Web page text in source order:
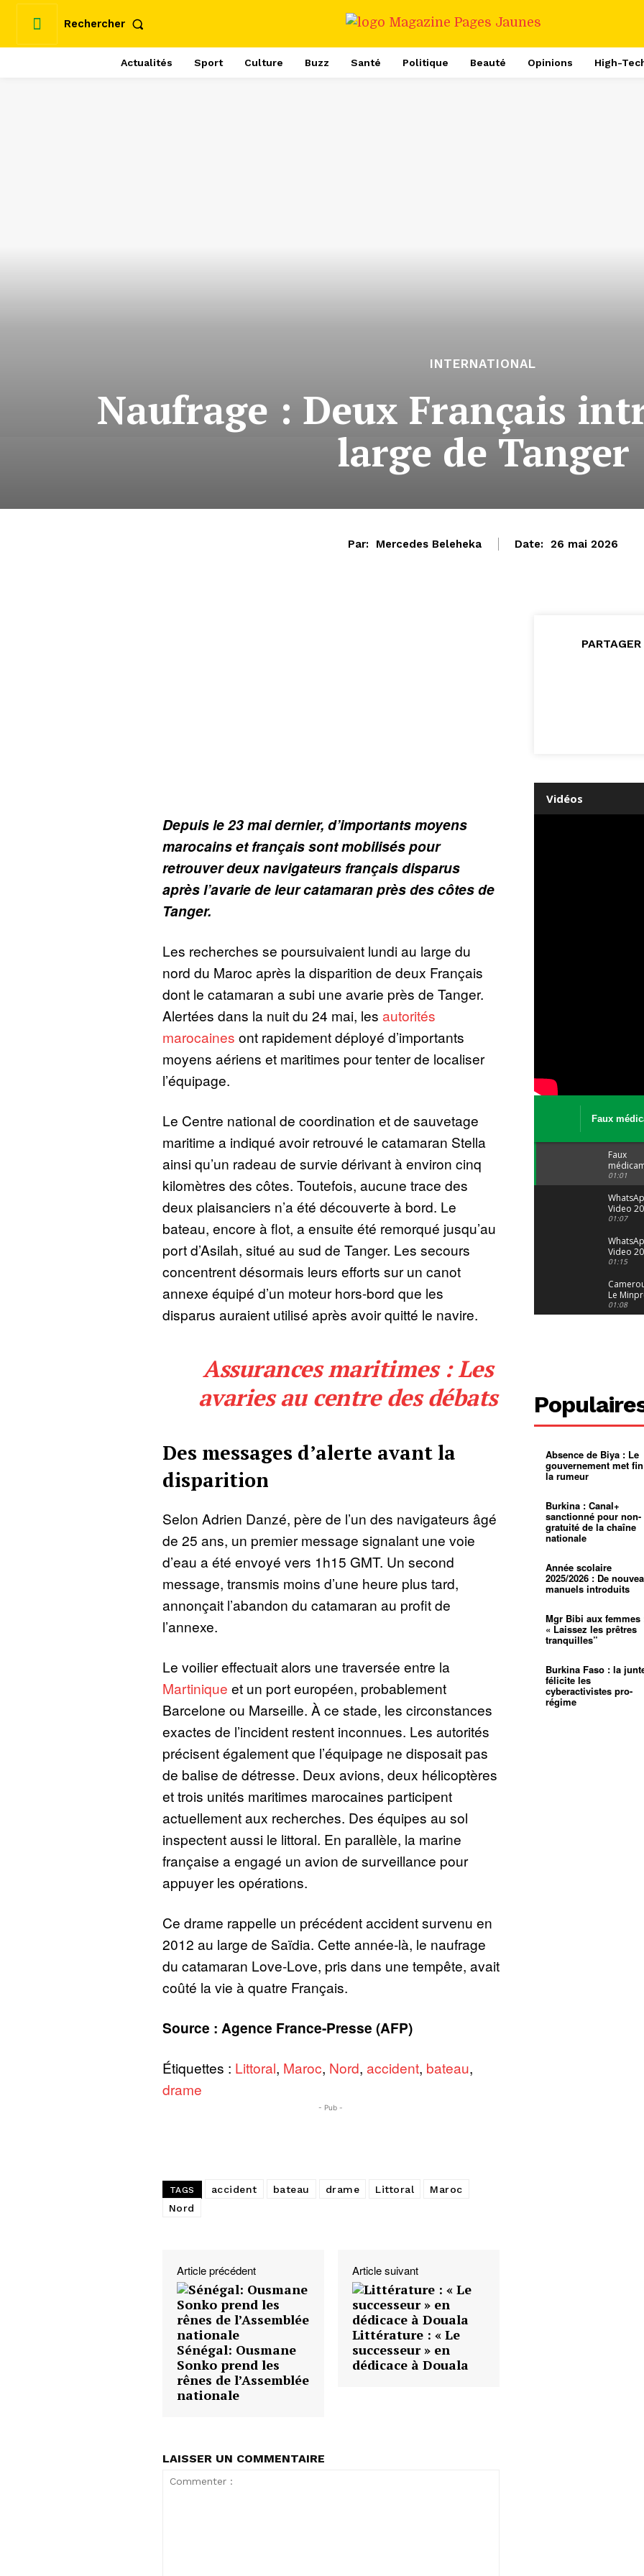
Rechercher
Actualités Sport Culture Buzz Santé Politique Beauté Opinions High-
INTERNATIONAL
Naufrage : Deux Français
large de Tanger
Par: Mercedes Beleheka Date: 26 mai 2026
Depuis le 23 mai dernier, d’importants moyens
marocains et français sont mobilisés pour
retrouver deux navigateurs français disparus
après l’avarie de leur catamaran près des côtes de
Tanger.
Les recherches se poursuivaient lundi au large du
nord du Maroc après la disparition de deux Français
dont le catamaran a subi une avarie près de Tanger.
Alertées dans la nuit du 24 mai, les autorités
marocaines ont rapidement déployé d’importants
moyens aériens et maritimes pour tenter de localiser
l’équipage.
Le Centre national de coordination et de sauvetage
maritime a indiqué avoir retrouvé le catamaran Stella
ainsi qu’un radeau de survie dérivant à environ cinq
kilomètres des côtes. Toutefois, aucune trace des
deux plaisanciers n’a été découverte à bord. Le
bateau, encore à flot, a ensuite été remorqué jusqu’au
port d’Asilah, situé au sud de Tanger. Les secours
concentrent désormais leurs efforts sur un canot
annexe équipé d’un moteur hors-bord que les
disparus auraient utilisé après avoir quitté le navire.
Assurances maritimes : Les
avaries au centre des débats
Des messages d’alerte avant la
disparition
Selon Adrien Danzé, père de l’un des navigateurs âgé
de 25 ans, un premier message signalant une voie
d’eau a été envoyé vers 1h15 GMT. Un second
message, transmis moins d’une heure plus tard,
annonçait l’abandon du catamaran au profit de
l’annexe.
Le voilier effectuait alors une traversée entre la
Martinique et un port européen, probablement
Barcelone ou Marseille. À ce stade, les circonstances
exactes de l’incident restent inconnues. Les autorités
précisent également que l’équipage ne disposait pas
de balise de détresse. Deux avions, deux hélicoptères
et trois unités maritimes marocaines participent
actuellement aux recherches. Des équipes au sol
inspectent aussi le littoral. En parallèle, la marine
française a engagé un avion de surveillance pour
appuyer les opérations.
Ce drame rappelle un précédent accident survenu en
2012 au large de Saïdia. Cette année-là, le naufrage
du catamaran Love-Love, pris dans une tempête, avait
coûté la vie à quatre Français.
Source : Agence France-Presse (AFP)
Étiquettes : Littoral, Maroc, Nord, accident, bateau,
drame
- Pub -
TAGS accident bateau drame Littoral
Maroc
Nord
Article précédent
Sénégal: Ousmane
Sonko prend les
rênes de l’Assemblée
nationale
Article suivant
Littérature : « Le
successeur » en
dédicace à Douala
LAISSER UN COMMENTAIRE
PARTAGER
Vidéos
Faux
Le trafic
Faux
: Le trafic
porte
malgré
01:01
Video
04 at 15
01:07
Video
29 at 12
01:15
Le
alerte
dérives
01:08
grandes
pluies
Échec au
Le père
pasteur
L’État
d’or
Croyance
religieuse
Entre
bricolage
mentale
01:12
mettra-t-
au
Absence de Biya : Le
gouvernement met
la rumeur
Burkina : Canal+
sanctionné pour non-
gratuité de la chaîne
nationale
Année scolaire
2025/2026 : De
manuels introduits
Mgr Bibi aux femmes
« Laissez les prêtres
tranquilles”
Burkina Faso : la
félicite les
cyberactivistes pro-
régime